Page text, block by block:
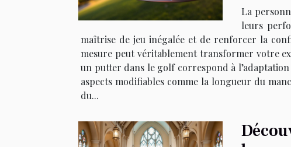
La
leurs
maîtrise de jeu inégalée et de renforcer la
mesure peut véritablement transformer votre
un putter dans le golf correspond à
aspects modifiables comme la longueur du
du...